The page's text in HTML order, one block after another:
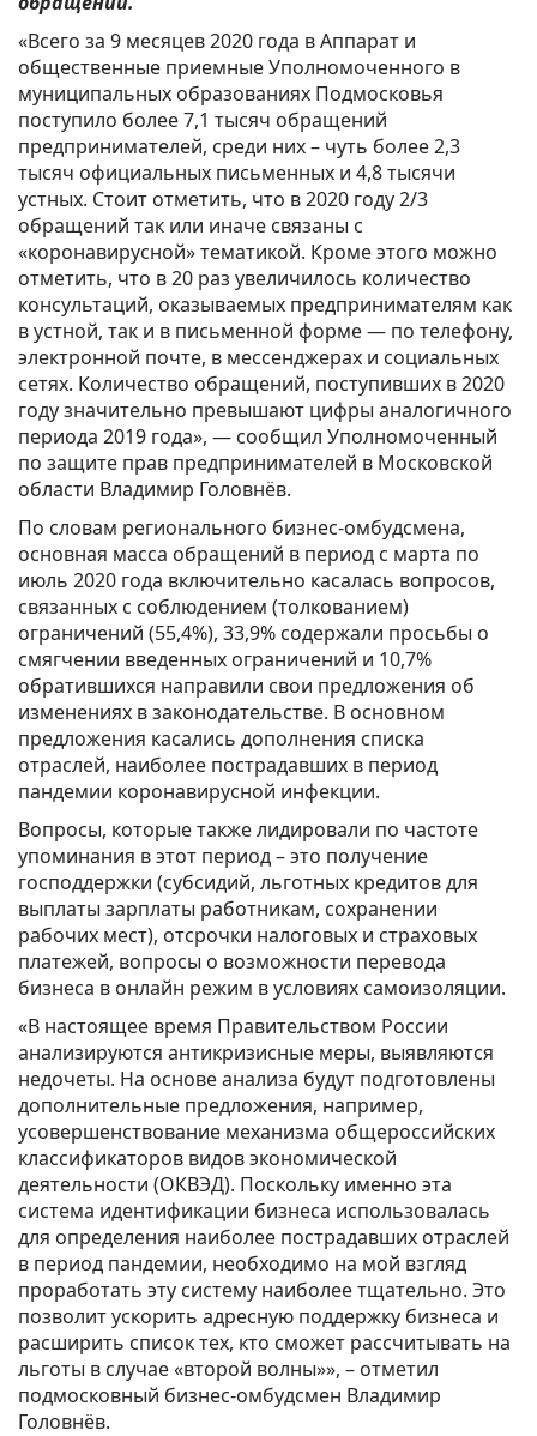
«Всего за 9 месяцев 2020 года в Аппарат и
общественные приемные Уполномоченного в
муниципальных образованиях Подмосковья
поступило более 7,1 тысяч обращений
предпринимателей, среди них – чуть более 2,3
тысяч официальных письменных и 4,8 тысячи
устных. Стоит отметить, что в 2020 году 2/3
обращений так или иначе связаны с
«коронавирусной» тематикой. Кроме этого можно
отметить, что в 20 раз увеличилось количество
консультаций, оказываемых предпринимателям как
в устной, так и в письменной форме — по телефону,
электронной почте, в мессенджерах и социальных
сетях. Количество обращений, поступивших в 2020
году значительно превышают цифры аналогичного
периода 2019 года», — сообщил Уполномоченный
по защите прав предпринимателей в Московской
области Владимир Головнёв.
По словам регионального бизнес-омбудсмена,
основная масса обращений в период с марта по
июль 2020 года включительно касалась вопросов,
связанных с соблюдением (толкованием)
ограничений (55,4%), 33,9% содержали просьбы о
смягчении введенных ограничений и 10,7%
обратившихся направили свои предложения об
изменениях в законодательстве. В основном
предложения касались дополнения списка
отраслей, наиболее пострадавших в период
пандемии коронавирусной инфекции.
Вопросы, которые также лидировали по частоте
упоминания в этот период – это получение
господдержки (субсидий, льготных кредитов для
выплаты зарплаты работникам, сохранении
рабочих мест), отсрочки налоговых и страховых
платежей, вопросы о возможности перевода
бизнеса в онлайн режим в условиях самоизоляции.
«В настоящее время Правительством России
анализируются антикризисные меры, выявляются
недочеты. На основе анализа будут подготовлены
дополнительные предложения, например,
усовершенствование механизма общероссийских
классификаторов видов экономической
деятельности (ОКВЭД). Поскольку именно эта
система идентификации бизнеса использовалась
для определения наиболее пострадавших отраслей
в период пандемии, необходимо на мой взгляд
проработать эту систему наиболее тщательно. Это
позволит ускорить адресную поддержку бизнеса и
расширить список тех, кто сможет рассчитывать на
льготы в случае «второй волны»», – отметил
подмосковный бизнес-омбудсмен Владимир
Головнёв.